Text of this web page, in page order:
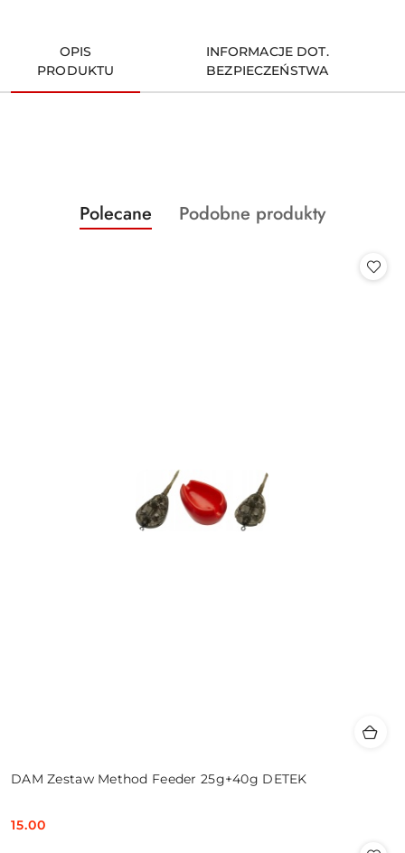
OPIS
PRODUKTU
INFORMACJE DOT.
BEZPIECZEŃSTWA
Pomiń karuzelę produktów
Produkty
o
Polecane
Produkty
Podobne produkty
DAM Zestaw Method Feeder 25g+40g DETEK
Cena:
15.00